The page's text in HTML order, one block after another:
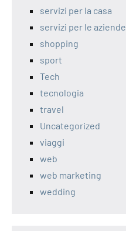
servizi per la casa
servizi per le aziende
shopping
sport
Tech
tecnologia
travel
Uncategorized
viaggi
web
web marketing
wedding